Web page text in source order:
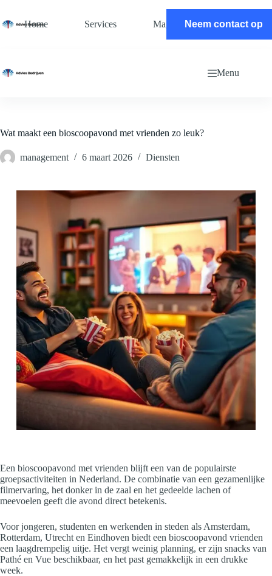
de
Home Services Magazine Contact
Neem contact op
Menu
Wat maakt een bioscoopavond met vrienden zo leuk?
management 6 maart 2026 Diensten
Een bioscoopavond met vrienden blijft een van de populairste
groepsactiviteiten in Nederland. De combinatie van een gezamenlijke
filmervaring, het donker in de zaal en het gedeelde lachen of
meevoelen geeft die avond direct betekenis.
Voor jongeren, studenten en werkenden in steden als Amsterdam,
Rotterdam, Utrecht en Eindhoven biedt een bioscoopavond vrienden
een laagdrempelig uitje. Het vergt weinig planning, er zijn snacks van
Pathé en Vue beschikbaar, en het past gemakkelijk in een drukke
week.